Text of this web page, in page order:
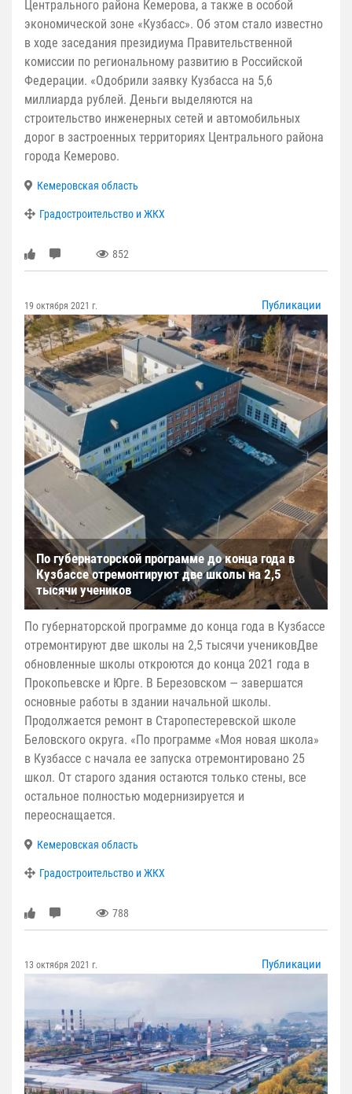
Центрального района Кемерова, а также в особой
экономической зоне «Кузбасс». Об этом стало известно
в ходе заседания президиума Правительственной
комиссии по региональному развитию в Российской
Федерации. «Одобрили заявку Кузбасса на 5,6
миллиарда рублей. Деньги выделяются на
строительство инженерных сетей и автомобильных
дорог в застроенных территориях Центрального района
города Кемерово.
Кемеровская область
Градостроительство и ЖКХ
852
19 октября 2021 г. Публикации
По губернаторской программе до конца года в
Кузбассе отремонтируют две школы на 2,5
тысячи учеников
По губернаторской программе до конца года в Кузбассе
отремонтируют две школы на 2,5 тысячи учениковДве
обновленные школы откроются до конца 2021 года в
Прокопьевске и Юрге. В Березовском — завершатся
основные работы в здании начальной школы.
Продолжается ремонт в Старопестеревской школе
Беловского округа. «По программе «Моя новая школа»
в Кузбассе с начала ее запуска отремонтировано 25
школ. От старого здания остаются только стены, все
остальное полностью модернизируется и
переоснащается.
Кемеровская область
Градостроительство и ЖКХ
788
13 октября 2021 г. Публикации